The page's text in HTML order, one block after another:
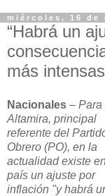
miércoles, 16 de
“Habrá un
más
Nacionales – Para
Altamira, principal
referente del
Obrero (PO), en la
actualidad existe
país un ajuste por
inflación "y habrá